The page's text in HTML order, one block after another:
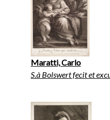
Maratti, Carlo
S.à Bolswert fecit et